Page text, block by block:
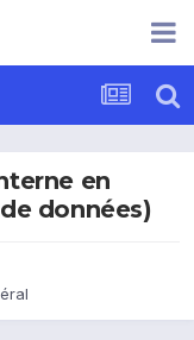
en
données)